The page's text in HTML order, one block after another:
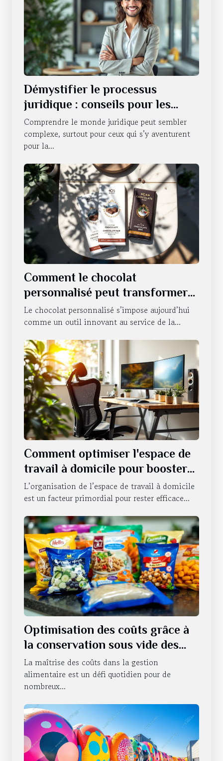
Démystifier le processus
juridique : conseils pour les
novices
Comprendre le monde juridique peut sembler
complexe, surtout pour ceux qui s’y aventurent
pour la...
Comment le chocolat
personnalisé peut transformer
la communication d'entreprise ?
Le chocolat personnalisé s’impose aujourd’hui
comme un outil innovant au service de la...
Comment optimiser l'espace de
travail à domicile pour booster
la productivité ?
L’organisation de l’espace de travail à domicile
est un facteur primordial pour rester efficace...
Optimisation des coûts grâce à
la conservation sous vide des
produits alimentaires
La maîtrise des coûts dans la gestion
alimentaire est un défi quotidien pour de
nombreux...